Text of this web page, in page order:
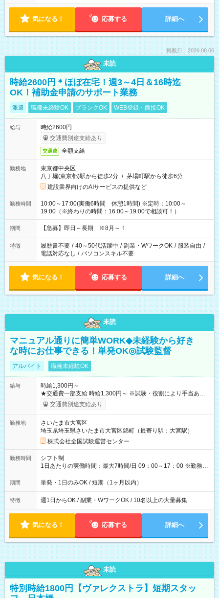
気になる！ 応募する 詳細へ
掲載日：2026.08.06
未読
時給2600円＊ほぼ在宅！週3～4日＆16時迄
OK！補助金申請のサポート業務
派遣 職種未経験OK ブランクOK WEB登録・面接OK
給与
時給2600円
交通費別途支給あり
交通費 全額支給
勤務地
東京都中央区
八丁堀(東京都)駅から徒歩2分 / 茅場町駅から徒歩6分
建設業界向けのAIサービスの提供など
勤務時間
10:00～17:00(実働6時間 休憩1時間) ※定時：10:00～
19:00（※終わりの時間：16:00～19:00で相談可！）
期間 【急募】即日～長期 ※8月～！
特徴 履歴書不要 / 40～50代活躍中 / 副業・WワークOK / 服装自由 /
電話対応なし / パソコンスキル不要
気になる！ 応募する 詳細へ
未読
マニュアル通りに簡単WORK◆未経験から好き
な時にお仕事できる！単発OK◎試験監督
アルバイト 職種未経験OK
給与
時給1,300円～
★交通費一部支給 時給1,300円～ ※試験・役割により手当あり
※勤務回数により昇給あり 【即給（前払い）オプションあ
り！】 希望される場合、勤務から1週間ほどで給与の一部を受け
例】 ・河合塾模擬試験 8:30～17:30（休憩1時間） 時給1,300円
×8時間＝日収10,400円＋交通費 ※当日の役割により時給＋100
円の場合あり ・国家試験 7:00～13:30（休憩なし） 時給1,300
円（役割手当＋100円）×6時間＝日収8,400円＋交通費 【試用期
間】試用期間なし
交通費別途支給あり
勤務地
さいたま市大宮区
埼玉県埼玉県さいたま市大宮区錦町（最寄り駅：大宮駅）
株式会社全国試験運営センター
勤務時間
シフト制
1日あたりの実働時間：最大7時間/日 09：00～17：00 ※勤務時
間は 試験により異なります。
期間 単発・1日のみOK / 短期（1ヶ月以内）
特徴 週1日からOK / 副業・WワークOK / 10名以上の大量募集
気になる！ 応募する 詳細へ
未読
特別時給1800円【ヴァレクストラ】短期スタッ